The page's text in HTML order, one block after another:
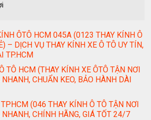
ÔTÔ HCM 045A (0123 THAY KÍNH Ô
– DỊCH VỤ THAY KÍNH XE Ô TÔ UY TÍN,
TP.HCM
TÔ HCM (THAY KÍNH XE ÔTÔ TẬN NƠI
CHUẨN KEO, BẢO HÀNH DÀI
(046 THAY KÍNH Ô TÔ TẬN NƠI
NHANH, CHÍNH HÃNG, GIÁ TỐT 24/7